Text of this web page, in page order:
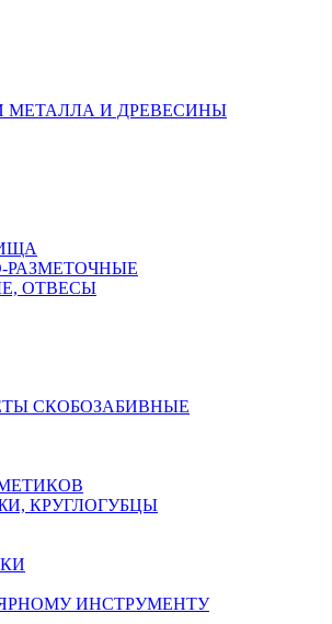
МЕТАЛЛА И ДРЕВЕСИНЫ
РАЗМЕТОЧНЫЕ
ОТВЕСЫ
СКОБОЗАБИВНЫЕ
КРУГЛОГУБЦЫ
ИНСТРУМЕНТУ